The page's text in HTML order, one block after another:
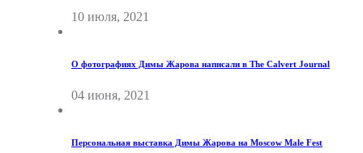
10 июля, 2021
О фотографиях Димы Жарова написали в The Calvert Journal
04 июня, 2021
Персональная выставка Димы Жарова на Moscow Male Fest